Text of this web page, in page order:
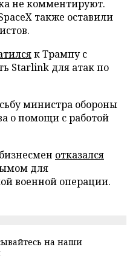
не комментируют.
также оставили
к Трампу с
Starlink для атак по
министра обороны
о помощи с работой
отказался
для
военной операции.
на наши